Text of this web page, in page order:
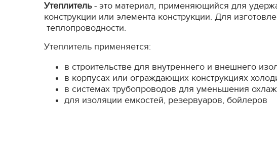
Утеплитель- это материал, применяющийся для
конструкции или элемента конструкции. Для
теплопроводности.
Утеплитель применяется:
в строительстве для внутреннего и внешнего
в корпусах или ограждающих конструкциях
в системах трубопроводов для уменьшения
для изоляции емкостей, резервуаров, бойлеров